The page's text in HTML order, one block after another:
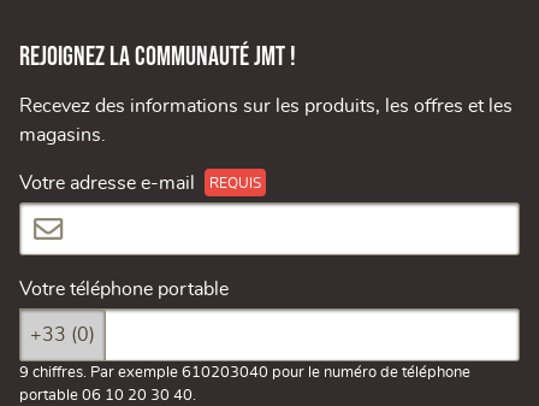
Rejoignez la communauté JMT !
Recevez des informations sur les produits, les offres et les
magasins.
Votre adresse e-mail
Votre téléphone portable
+33 (0)
9 chiffres. Par exemple 610203040 pour le numéro de téléphone
portable 06 10 20 30 40.